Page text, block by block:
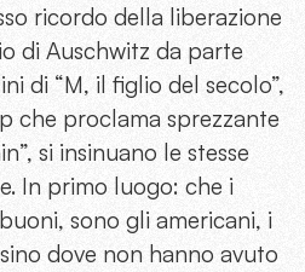
ricordo della liberazione
di Auschwitz da parte
di “M, il figlio del secolo”,
che proclama sprezzante
si insinuano le stesse
In primo luogo: che i
sono gli americani, i
dove non hanno avuto